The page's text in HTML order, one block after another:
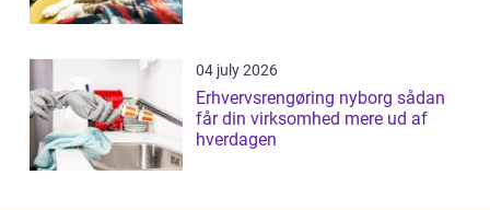
04 july 2026
Erhvervsrengøring nyborg sådan
får din virksomhed mere ud af
hverdagen